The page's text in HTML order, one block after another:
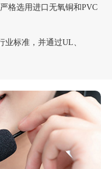
格选用进口无氧铜和PVC
业标准，并通过UL、